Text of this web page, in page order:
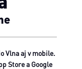
Vlna aj v mobile.
Store a Google